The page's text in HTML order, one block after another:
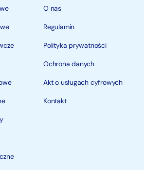
O nas
Regulamin
Polityka prywatności
Ochrona danych
Akt o usługach cyfrowych
Kontakt